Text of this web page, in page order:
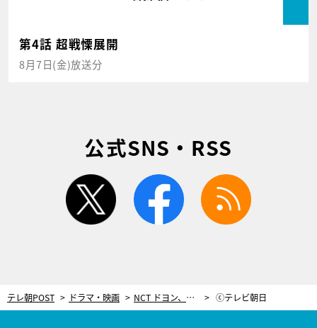
第4話 超戦慄展開
8月7日(金)放送分
公式SNS・RSS
twitter facebook
テレ朝POST ドラマ・映画 NCT ドヨン、ドラマ『星降る夜に』を美しく彩る挿入歌『Cry』のレコーディング映像公開 ⓒテレビ朝日